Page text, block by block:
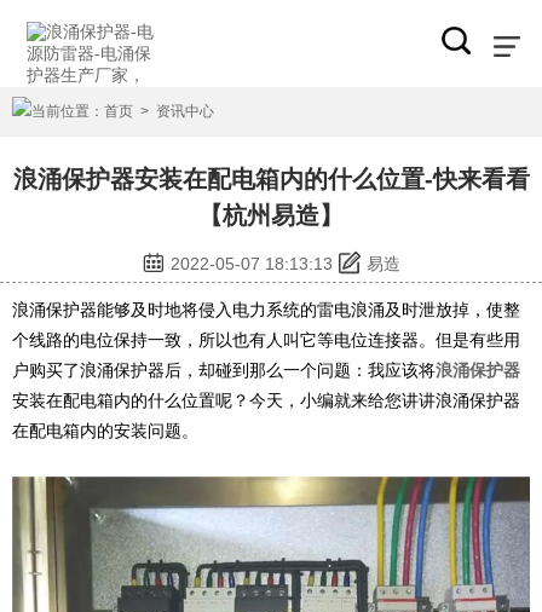
当前位置： 首页 > 资讯中心
浪涌保护器安装在配电箱内的什么位置-快来看看
【杭州易造】
2022-05-07 18:13:13 易造
浪涌保护器能够及时地将侵入电力系统的雷电浪涌及时泄放掉，使整
个线路的电位保持一致，所以也有人叫它等电位连接器。但是有些用
户购买了浪涌保护器后，却碰到那么一个问题：我应该将浪涌保护器
安装在配电箱内的什么位置呢？今天，小编就来给您讲讲浪涌保护器
在配电箱内的安装问题。